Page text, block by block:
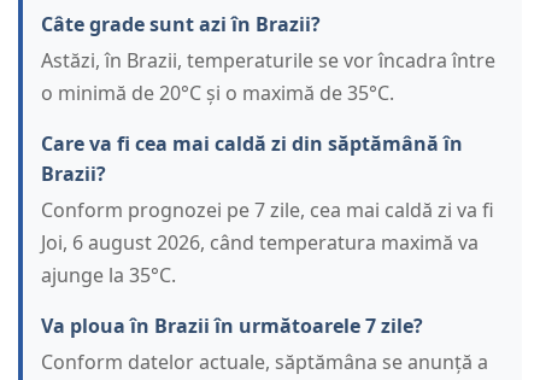
Câte grade sunt azi în Brazii?
Astăzi, în Brazii, temperaturile se vor încadra între
o minimă de 20°C și o maximă de 35°C.
Care va fi cea mai caldă zi din săptămână în
Brazii?
Conform prognozei pe 7 zile, cea mai caldă zi va fi
Joi, 6 august 2026, când temperatura maximă va
ajunge la 35°C.
Va ploua în Brazii în următoarele 7 zile?
Conform datelor actuale, săptămâna se anunță a